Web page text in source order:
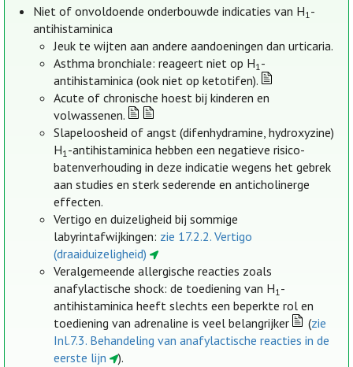
Niet of onvoldoende onderbouwde indicaties van H1-
antihistaminica
Jeuk te wijten aan andere aandoeningen dan urticaria.
Asthma bronchiale: reageert niet op H1-
antihistaminica (ook niet op ketotifen).
Acute of chronische hoest bij kinderen en
volwassenen.
Slapeloosheid of angst (difenhydramine, hydroxyzine)
H1-antihistaminica hebben een negatieve risico-
batenverhouding in deze indicatie wegens het gebrek
aan studies en sterk sederende en anticholinerge
effecten.
Vertigo en duizeligheid bij sommige
labyrintafwijkingen: zie 17.2.2. Vertigo
(draaiduizeligheid)
Veralgemeende allergische reacties zoals
anafylactische shock: de toediening van H1-
antihistaminica heeft slechts een beperkte rol en
toediening van adrenaline is veel belangrijker
(zie
Inl.7.3. Behandeling van anafylactische reacties in de
eerste lijn
).